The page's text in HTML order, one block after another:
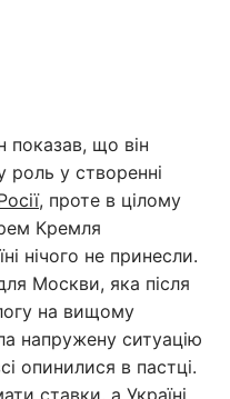
що він
роль у створенні
, проте в цілому
Кремля
нічого не принесли.
Москви, яка після
на вищому
напружену ситуацію
опинилися в пастці.
ставки, а Україні